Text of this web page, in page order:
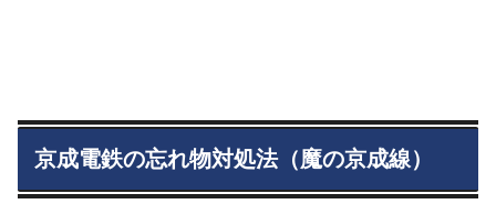
京成電鉄の忘れ物対処法（魔の京成線）